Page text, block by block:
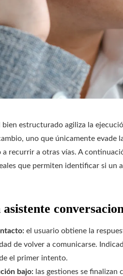
estructurado agiliza la
uno que únicamente
a recurrir a otras vías. A
que permiten identificar si un
asistente
el usuario obtiene la
de volver a comunicarse.
el primer intento.
bajo: las gestiones se